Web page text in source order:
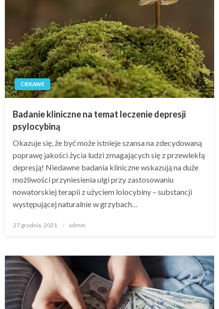
CIEKAWE
Badanie kliniczne na temat leczenie depresji
psylocybiną
Okazuje się, że być może istnieje szansa na zdecydowaną
poprawę jakości życia ludzi zmagających się z przewlekłą
depresją! Niedawne badania kliniczne wskazują na duże
możliwości przyniesienia ulgi przy zastosowaniu
nowatorskiej terapii z użyciem lolocybiny – substancji
występującej naturalnie w grzybach…
Opublikowane
27 grudnia, 2021 admin